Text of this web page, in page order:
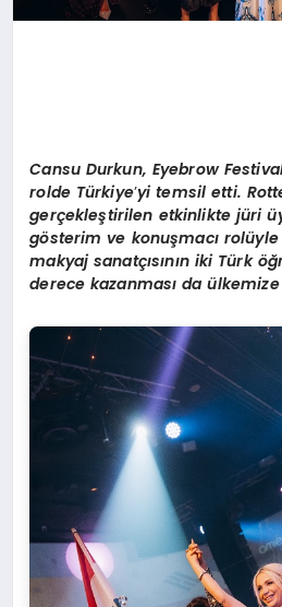
Cansu Durkun, Eyebrow
rolde Türkiye’yi temsil etti.
gerçekleştirilen etkinlikte jüri
gösterim ve konuşmacı
makyaj sanatçısının iki Türk
derece kazanmasıda